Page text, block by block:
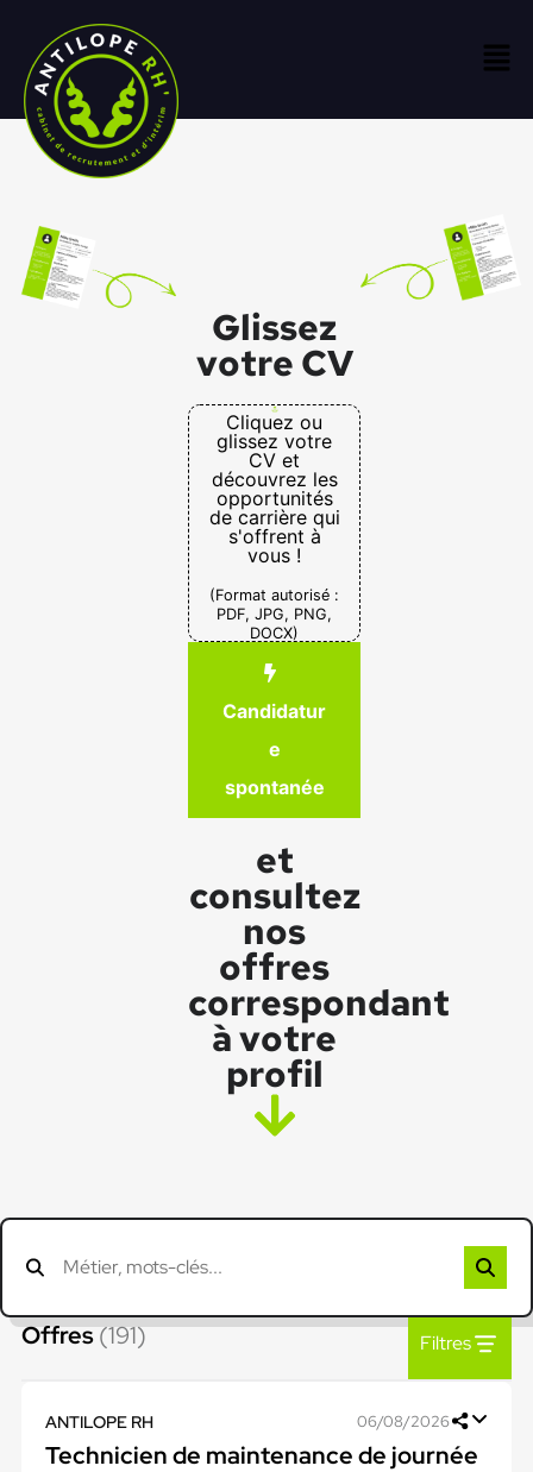
Glissez
votre CV
Cliquez ou
glissez votre
CV et
découvrez les
opportunités
de carrière qui
s'offrent à
vous !
(Format autorisé :
PDF, JPG, PNG,
DOCX)
Candidatur
e
spontanée
et
consultez
nos
offres
correspondant
à votre
profil
Offres(191) Filtres
ANTILOPE RH 06/08/2026
Technicien de maintenance de journée